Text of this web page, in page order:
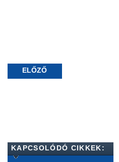
ELŐZŐ
KAPCSOLÓDÓ CIKKEK: